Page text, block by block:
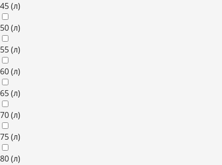
45(л)
50(л)
55(л)
60(л)
65(л)
70(л)
75(л)
80(л)